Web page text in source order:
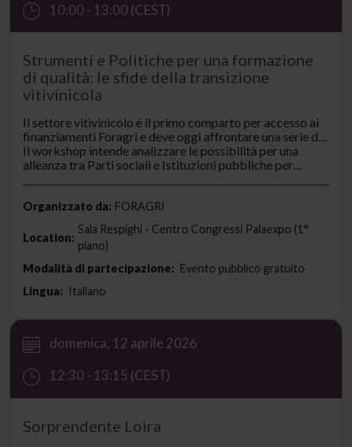
10:00 - 13:00 (CEST)
Strumenti e Politiche per una formazione
di qualità: le sfide della transizione
vitivinicola
Il settore vitivinicolo è il primo comparto per accesso ai
finanziamenti Foragri e deve oggi affrontare una serie di
transizioni, che richiedono nuovi percorsi formativi per
lavoratori e imprese.
Il workshop intende analizzare le possibilità per una
alleanza tra Parti sociali e Istituzioni pubbliche per
Organizzato da: FORAGRI
Location:
Sala Respighi - Centro Congressi Palaexpo (1°
piano)
Modalità di partecipazione: Evento pubblico gratuito
Lingua: Italiano
domenica, 12 aprile 2026
12:30 - 13:15 (CEST)
Sorprendente Loira